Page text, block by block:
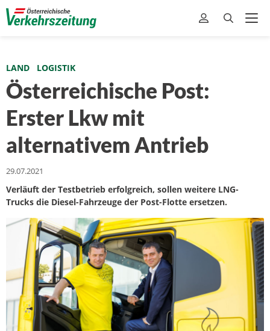
LAND LOGISTIK
Österreichische Post:
Erster Lkw mit
alternativem Antrieb
29.07.2021
Verläuft der Testbetrieb erfolgreich, sollen weitere LNG-
Trucks die Diesel-Fahrzeuge der Post-Flotte ersetzen.